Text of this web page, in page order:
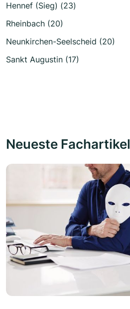
Hennef (Sieg) (23)
Rheinbach (20)
Neunkirchen-Seelscheid (20)
Sankt Augustin (17)
Neueste Fachartikel